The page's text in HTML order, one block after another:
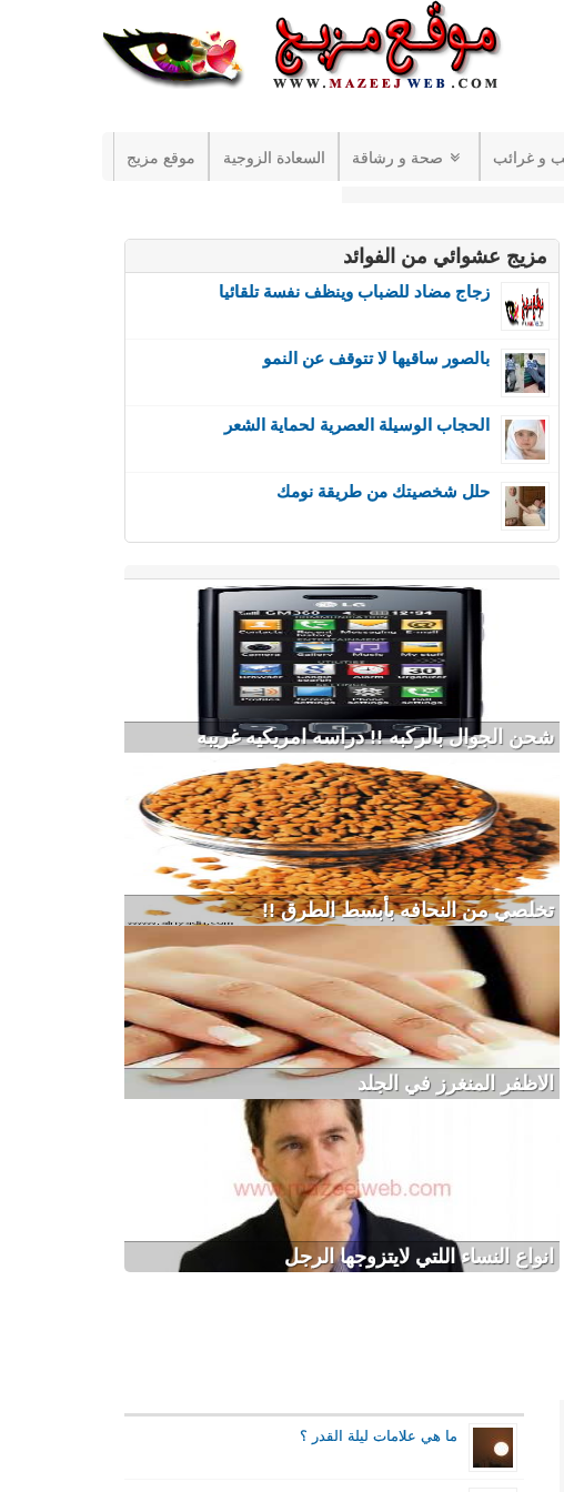
موقع مزيج السعادة الزوجية صحة و رشاقة و غرائب
مزيج عشوائي من الفوائد
زجاج مضاد للضباب وينظف نفسة تلقائيا
بالصور ساقيها لا تتوقف عن النمو
الحجاب الوسيلة العصرية لحماية الشعر
حلل شخصيتك من طريقة نومك
شحن الجوال بالركبه !! دراسه امريكيه غريبه
تخلصي من النحافه بأبسط الطرق !!
الاظفر المنغرز في الجلد
انواع النساء اللتي لايتزوجها الرجل
ما هي علامات ليلة القدر ؟